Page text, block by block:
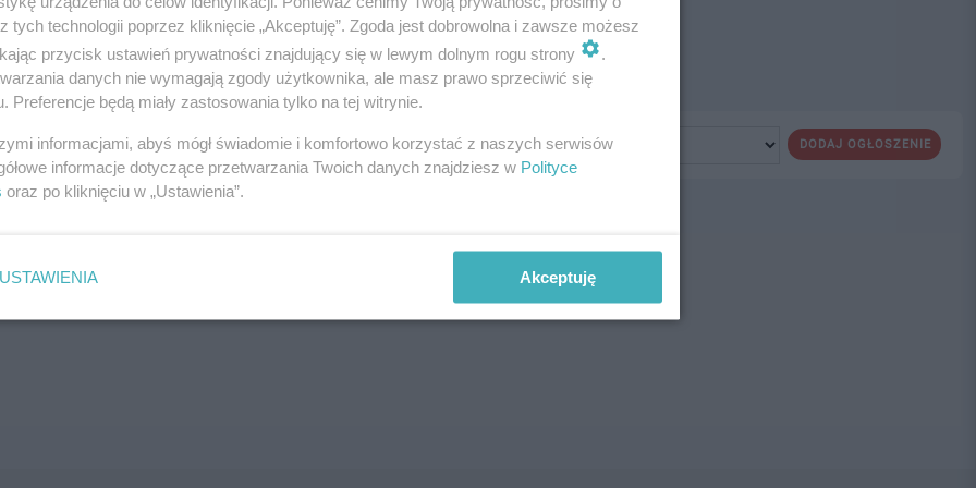
SZUKAJ
DODAJ OGŁOSZENIE
ogłoszenie nie istnieje lub nie jest jeszcze aktywne!
tych technologii poprzez kliknięcie „Akceptuję”. Zgoda jest dobrowolna i zawsze możesz
przycisk ustawień prywatności znajdujący się w lewym dolnym rogu strony
danych nie wymagają zgody użytkownika, ale masz prawo sprzeciwić się
Preferencje będą miały zastosowania tylko na tej witrynie.
informacjami, abyś mógł świadomie i komfortowo korzystać z naszych serwisów
informacje dotyczące przetwarzania Twoich danych znajdziesz w Polityce
oraz po kliknięciu w „Ustawienia”.
USTAWIENIA Akceptuję